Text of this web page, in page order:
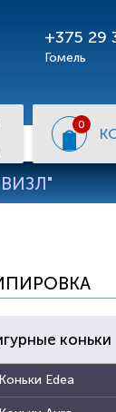
+375 29
Гомель
0
коньки
Коньки Edea